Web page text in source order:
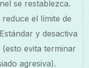
se restablezca.
el límite de
y desactiva
(esto evita terminar
agresiva).